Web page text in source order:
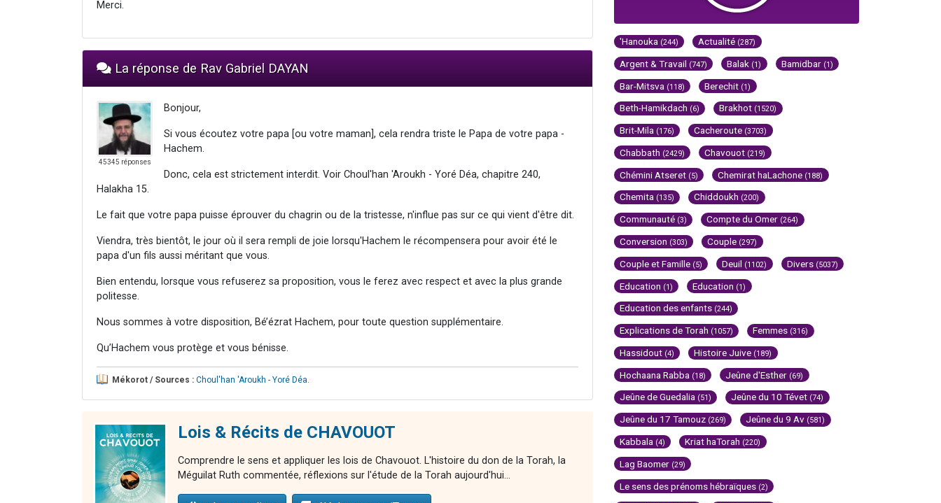
Merci.
La réponse de Rav Gabriel DAYAN
45345 réponses
Bonjour,
Si vous écoutez votre papa [ou votre maman], cela rendra triste le Papa de votre papa -
Hachem.
Donc, cela est strictement interdit. Voir Choul'han 'Aroukh - Yoré Déa, chapitre 240,
Halakha 15.
Le fait que votre papa puisse éprouver du chagrin ou de la tristesse, n'influe pas sur ce qui vient d'être dit.
Viendra, très bientôt, le jour où il sera rempli de joie lorsqu'Hachem le récompensera pour avoir été le
papa d'un fils aussi méritant que vous.
Bien entendu, lorsque vous refuserez sa proposition, vous le ferez avec respect et avec la plus grande
politesse.
Nous sommes à votre disposition, Bé’ézrat Hachem, pour toute question supplémentaire.
Qu’Hachem vous protège et vous bénisse.
Mékorot / Sources : Choul'han 'Aroukh - Yoré Déa
Lois & Récits de CHAVOUOT
Comprendre le sens et appliquer les lois de Chavouot. L'histoire du don de la Torah, la
Méguilat Ruth commentée, réflexions sur l'étude de la Torah aujourd'hui...
'Hanouka (244) Actualité (287)
Argent & Travail (747) Balak (1) Bamidbar (1)
Bar-Mitsva (118) Berechit (1)
Beth-Hamikdach (6) Brakhot (1520)
Brit-Mila (176) Cacheroute (3703)
Chabbath (2429) Chavouot (219)
Chémini Atseret (5) Chemirat haLachone (188)
Chemita (135) Chiddoukh (200)
Communauté (3) Compte du Omer (264)
Conversion (303) Couple (297)
Couple et Famille (5) Deuil (1102) Divers (5037)
Education (1) Education (1)
Education des enfants (244)
Explications de Torah (1057) Femmes (316)
Hassidout (4) Histoire Juive (189)
Hochaana Rabba (18) Jeûne d'Esther (69)
Jeûne de Guedalia (51) Jeûne du 10 Tévet (74)
Jeûne du 17 Tamouz (269) Jeûne du 9 Av (581)
Kabbala (4) Kriat haTorah (220)
Lag Baomer (29)
Le sens des prénoms hébraïques (2)